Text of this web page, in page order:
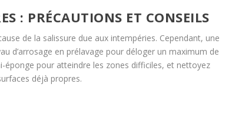
: PRÉCAUTIONS ET CONSEILS
de la salissure due aux intempéries. Cependant, une
d’arrosage en prélavage pour déloger un maximum de
éponge pour atteindre les zones difficiles, et nettoyez
déjà propres.